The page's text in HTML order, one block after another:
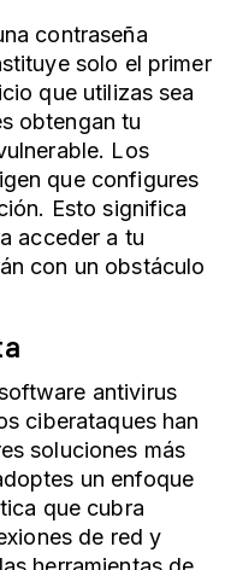
contraseña
solo el primer
que utilizas sea
obtengan tu
Los
que configures
Esto significa
acceder a tu
con un obstáculo
antivirus
ciberataques han
soluciones más
un enfoque
que cubra
de red y